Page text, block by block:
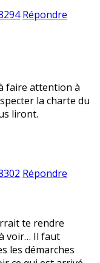
Répondre
faire attention à
la charte du
liront.
Répondre
te rendre
voir… Il faut
les démarches